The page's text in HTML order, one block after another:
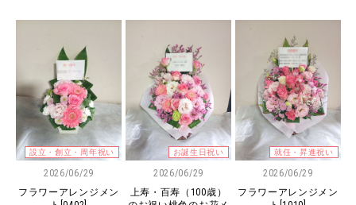
設立・創立・周年祝い
2026/06/29
フラワーアレンジメン
お誕生日祝い
2026/06/29
上寿・百寿（100歳）
就任・昇進祝い
2026/06/29
フラワーアレンジメン